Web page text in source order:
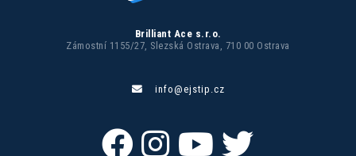
Brilliant Ace s.r.o.
Zámostní 1155/27, Slezská Ostrava, 710 00 Ostrava
info@ejstip.cz